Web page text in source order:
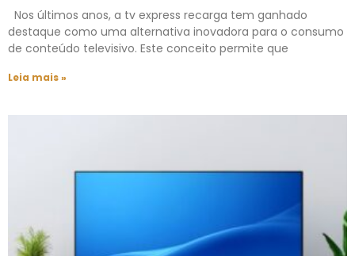
Nos últimos anos, a tv express recarga tem ganhado
destaque como uma alternativa inovadora para o consumo
de conteúdo televisivo. Este conceito permite que
Leia mais »